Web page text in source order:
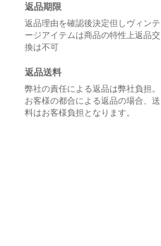
返品期限
返品理由を確認後決定但しヴィンテ
ージアイテムは商品の特性上返品交
換は不可
返品送料
弊社の責任による返品は弊社負担。
お客様の都合による返品の場合、送
料はお客様負担となります。